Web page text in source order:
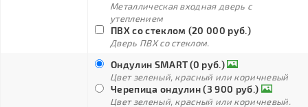
Металлическая входная дверь с
утеплением
ПВХ со стеклом (20 000 руб.)
Дверь ПВХ со стеклом.
Ондулин SMART (0 руб.)
Цвет зеленый, красный или коричневый
Черепица ондулин (3 900 руб.)
Цвет зеленый, красный или коричневый.